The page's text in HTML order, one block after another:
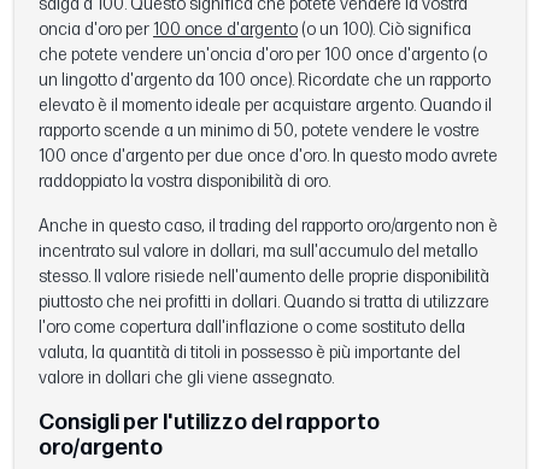
oncia d'oro per 100 once d'argento (o un 100). Ciò significa
che potete vendere un'oncia d'oro per 100 once d'argento (o
un lingotto d'argento da 100 once). Ricordate che un rapporto
elevato è il momento ideale per acquistare argento. Quando il
rapporto scende a un minimo di 50, potete vendere le vostre
100 once d'argento per due once d'oro. In questo modo avrete
raddoppiato la vostra disponibilità di oro.
Anche in questo caso, il trading del rapporto oro/argento non è
incentrato sul valore in dollari, ma sull'accumulo del metallo
stesso. Il valore risiede nell'aumento delle proprie disponibilità
piuttosto che nei profitti in dollari. Quando si tratta di utilizzare
l'oro come copertura dall'inflazione o come sostituto della
valuta, la quantità di titoli in possesso è più importante del
valore in dollari che gli viene assegnato.
Consigli per l'utilizzo del rapporto
oro/argento